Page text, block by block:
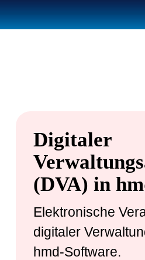
Digitaler
(DVA) in
Elektronische
digitaler
hmd-Software.